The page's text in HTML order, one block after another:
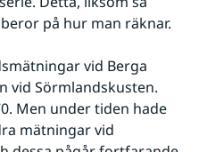
på hur man räknar.
vid Berga
vid Sörmlandskusten.
Men under tiden hade
mätningar vid